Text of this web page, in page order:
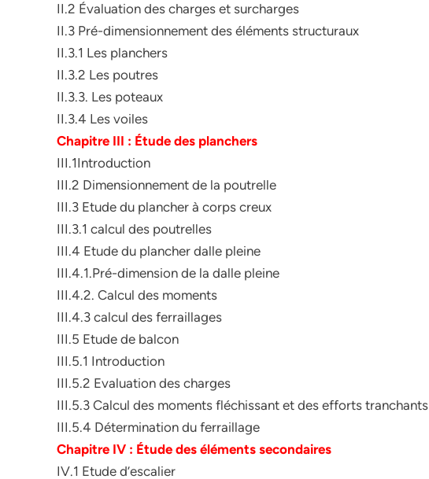
II.2 Évaluation des charges et surcharges
II.3 Pré-dimensionnement des éléments structuraux
II.3.1 Les planchers
II.3.2 Les poutres
II.3.3. Les poteaux
II.3.4 Les voiles
Chapitre III : Étude des planchers
III.1Introduction
III.2 Dimensionnement de la poutrelle
III.3 Etude du plancher à corps creux
III.3.1 calcul des poutrelles
III.4 Etude du plancher dalle pleine
III.4.1.Pré-dimension de la dalle pleine
III.4.2. Calcul des moments
III.4.3 calcul des ferraillages
III.5 Etude de balcon
III.5.1 Introduction
III.5.2 Evaluation des charges
III.5.3 Calcul des moments fléchissant et des efforts tranchants
III.5.4 Détermination du ferraillage
Chapitre IV : Étude des éléments secondaires
IV.1 Etude d’escalier